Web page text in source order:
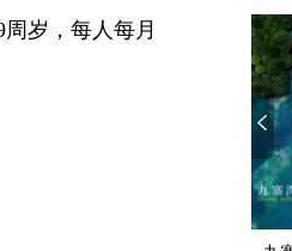
岁，每人每月